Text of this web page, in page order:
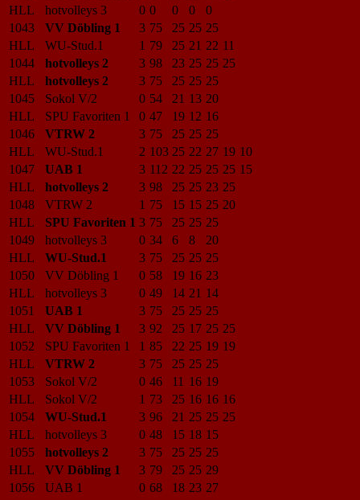
HLL
hotvolleys 3 0 0 0 0
0
1043
VV Döbling 1 3 75 25 25 25
HLL
WU-Stud.1 1 79 25 21 22 11
1044
hotvolleys 2 3 98 23 25 25 25
HLL
hotvolleys 2 3 75 25 25 25
1045
Sokol V/2 0 54 21 13 20
HLL
SPU Favoriten 1 0 47 19 12 16
1046
VTRW 2 3 75 25 25 25
HLL
WU-Stud.1 2 103 25 22 27 19 10
1047
UAB 1 3 112 22 25 25 25 15
HLL
hotvolleys 2 3 98 25 25 23 25
1048
VTRW 2 1 75 15 15 25 20
HLL
SPU Favoriten 1 3 75 25 25 25
1049
hotvolleys 3 0 34 6 8
20
HLL
WU-Stud.1 3 75 25 25 25
1050
VV Döbling 1 0 58 19 16 23
HLL
hotvolleys 3 0 49 14 21 14
1051
UAB 1 3 75 25 25 25
HLL
VV Döbling 1 3 92 25 17 25 25
1052
SPU Favoriten 1 1 85 22 25 19 19
HLL
VTRW 2 3 75 25 25 25
1053
Sokol V/2 0 46 11 16 19
HLL
Sokol V/2 1 73 25 16 16 16
1054
WU-Stud.1 3 96 21 25 25 25
HLL
hotvolleys 3 0 48 15 18 15
1055
hotvolleys 2 3 75 25 25 25
HLL
VV Döbling 1 3 79 25 25 29
1056
UAB 1 0 68 18 23 27